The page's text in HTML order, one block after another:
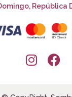
República